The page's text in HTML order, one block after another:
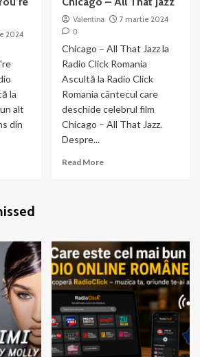
2024
la
alt
din
Valentina
7 martie 2024
0
Chicago – All That Jazz la
Radio Click Romania
Ascultă la Radio Click
Romania cântecul care
deschide celebrul film
Chicago – All That Jazz.
Despre...
Read MoreRead
Jazz